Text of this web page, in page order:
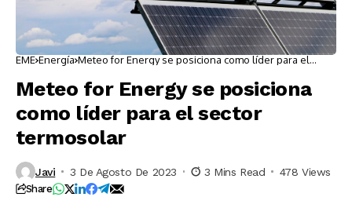
EME Energía Meteo for Energy se posiciona como líder para el
Meteo for Energy se posiciona
como líder para el sector
termosolar
Javi 3 De Agosto De 2023 3 Mins Read 478 Views
Share